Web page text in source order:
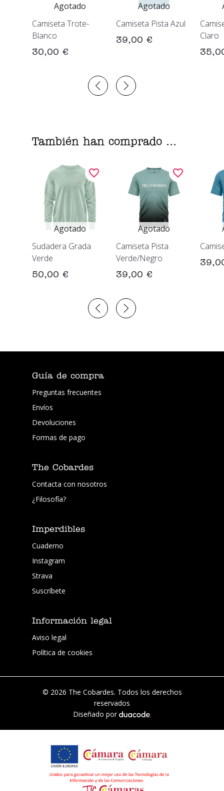
Agotado
Camiseta Trote-
Blanco
30,00 €
Agotado
Camiseta Pista Azul
39,00 €
Claro
También han comprado ...
Agotado
Sudadera Grada
Verde
50,00 €
Agotado
Camiseta Pista
Verde/Negro
39,00 €
Guía de compra
Preguntas frecuentes
Envíos
Devoluciones
Formas de pago
The Cobardes
Contacta con nosotros
¿Filosofía?
Imperdibles
Cuaderno
Instagram
Strava
Suscríbete
Información legal
Aviso legal
Política de cookies
© 2026 The Cobardes. Todos los derechos
reservados
Diseñado por